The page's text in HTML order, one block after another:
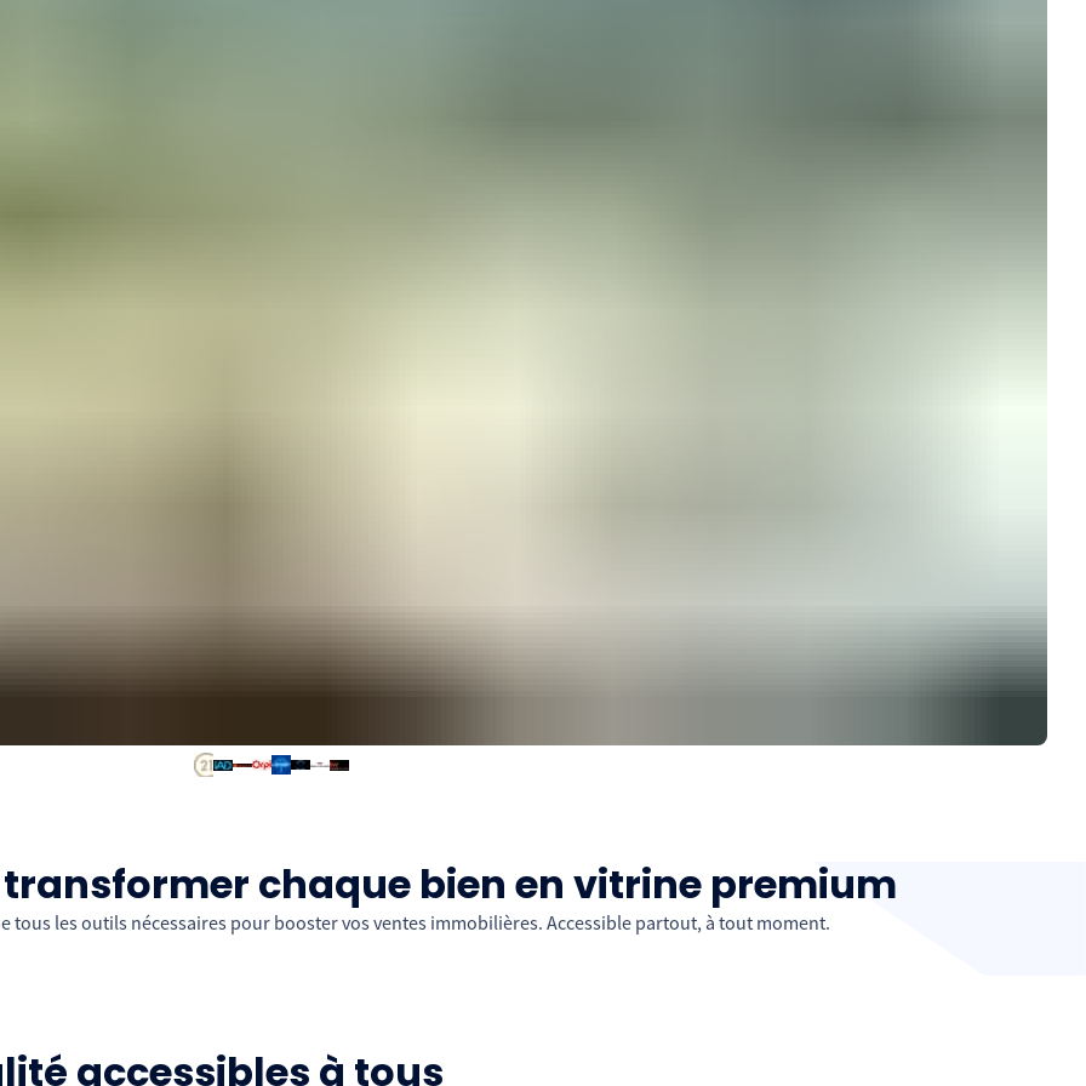
chaque bien en vitrine premium
tous les outils nécessaires pour booster vos ventes immobilières. Accessible partout, à tout moment.
accessibles à tous